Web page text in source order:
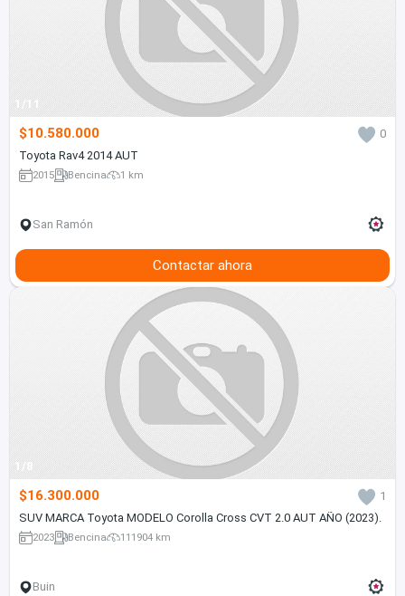
1/11
$10.580.000
0
Toyota Rav4 2014 AUT
2015 Bencina 1 km
San Ramón
Contactar ahora
1/8
$16.300.000
1
SUV MARCA Toyota MODELO Corolla Cross CVT 2.0 AUT AÑO (2023).
2023 Bencina 111904 km
Buin